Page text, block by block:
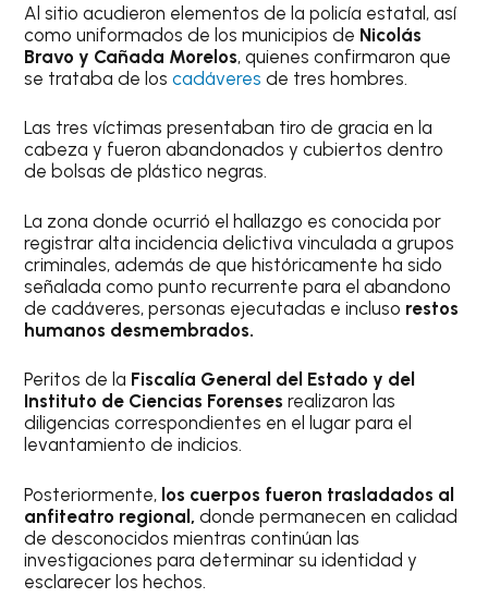
Al sitio acudieron elementos de la policía estatal, así
como uniformados de los municipios de Nicolás
Bravo y Cañada Morelos, quienes confirmaron que
se trataba de loscadáveres de tres hombres.
Las tres víctimas presentaban tiro de gracia en la
cabeza y fueron abandonados y cubiertos dentro
de bolsas de plástico negras.
La zona donde ocurrió el hallazgo es conocida por
registrar alta incidencia delictiva vinculada a grupos
criminales, además de que históricamente ha sido
señalada como punto recurrente para el abandono
de cadáveres, personas ejecutadas e incluso restos
humanos desmembrados.
Peritos de la Fiscalía General del Estado y del
Instituto de Ciencias Forensesrealizaron las
diligencias correspondientes en el lugar para el
levantamiento de indicios.
Posteriormente, los cuerpos fueron trasladados al
anfiteatro regional, donde permanecen en calidad
de desconocidos mientras continúan las
investigaciones para determinar su identidad y
esclarecer los hechos.